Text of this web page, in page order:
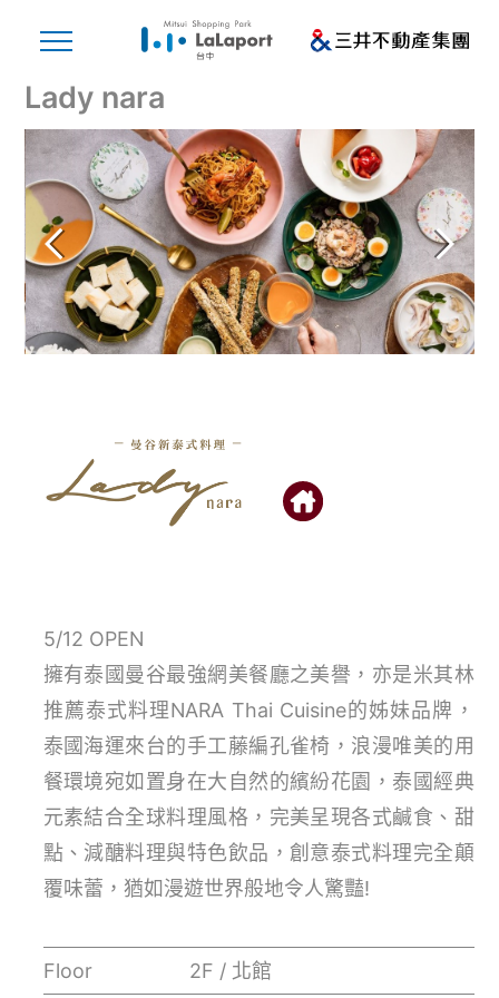
Lady nara
5/12 OPEN
擁有泰國曼谷最強網美餐廳之美譽，亦是米其林
推薦泰式料理NARA Thai Cuisine的姊妹品牌，
泰國海運來台的手工藤編孔雀椅，浪漫唯美的用
餐環境宛如置身在大自然的繽紛花園，泰國經典
元素結合全球料理風格，完美呈現各式鹹食、甜
點、減醣料理與特色飲品，創意泰式料理完全顛
覆味蕾，猶如漫遊世界般地令人驚豔!
Floor 2F / 北館